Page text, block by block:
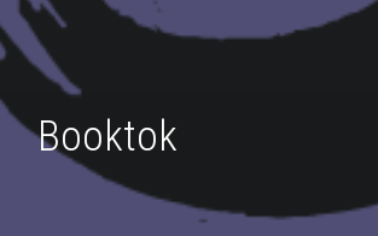
Booktok